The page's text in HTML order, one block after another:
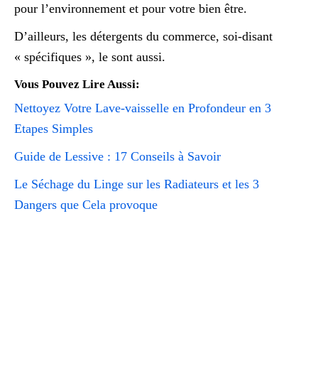
pour l’environnement et pour votre bien être.
D’ailleurs, les détergents du commerce, soi-disant
« spécifiques », le sont aussi.
Vous Pouvez Lire Aussi:
Nettoyez Votre Lave-vaisselle en Profondeur en 3
Etapes Simples
Guide de Lessive : 17 Conseils à Savoir
Le Séchage du Linge sur les Radiateurs et les 3
Dangers que Cela provoque